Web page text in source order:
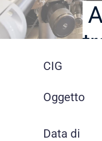
CIG
Oggetto
Data di